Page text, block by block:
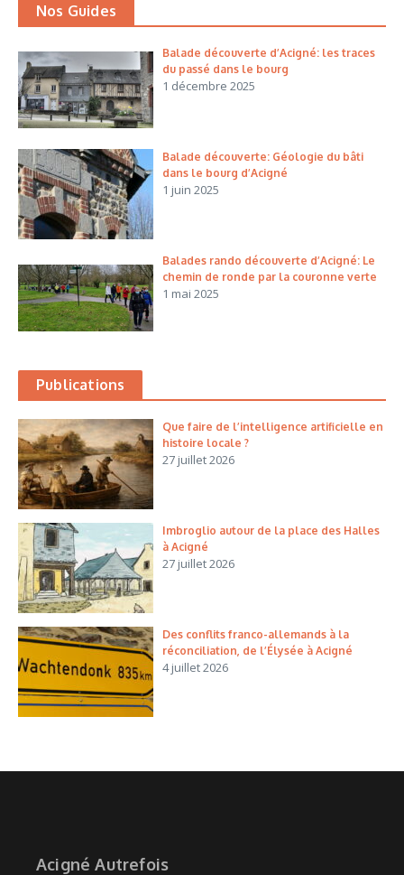
Nos Guides
Balade découverte d’Acigné: les traces
du passé dans le bourg
1 décembre 2025
Balade découverte: Géologie du bâti
dans le bourg d’Acigné
1 juin 2025
Balades rando découverte d’Acigné: Le
chemin de ronde par la couronne verte
1 mai 2025
Publications
Que faire de l’intelligence artificielle en
histoire locale ?
27 juillet 2026
Imbroglio autour de la place des Halles
à Acigné
27 juillet 2026
Des conflits franco-allemands à la
réconciliation, de l’Élysée à Acigné
4 juillet 2026
Acigné Autrefois